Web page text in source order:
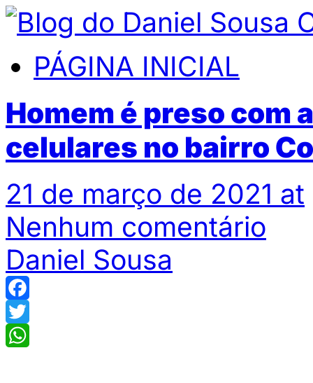
PÁGINA INICIAL
Homem é preso com
celulares no bairro
21 de março de 2021 at
Nenhum comentário
Daniel Sousa
Facebook
Twitter